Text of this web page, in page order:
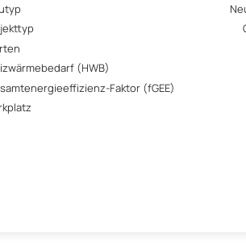
(HWB)
Faktor (fGEE)